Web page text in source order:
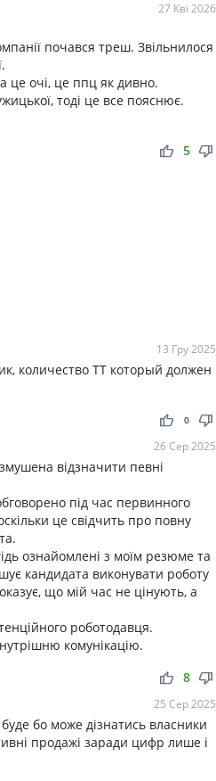
27 Кві 2026
почався треш. Звільнилося
це очі, це ппц як дивно.
тоді це все пояснює.
thumb_up thumb_down
5
13 Гру 2025
количество ТТ который должен
thumb_up thumb_down
0
26 Сер 2025
відзначити певні
під час первинного
це свідчить про повну
ознайомлені з моїм резюме та
кандидата виконувати роботу
що мій час не цінують, а
роботодавця.
комунікацію.
thumb_up thumb_down
8
25 Сер 2025
бо може дізнатись власники
продажі заради цифр лише і